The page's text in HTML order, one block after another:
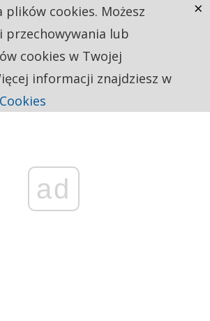
ad
plików cookies. Możesz
przechowywania lub
cookies w Twojej
informacji znajdziesz w
×